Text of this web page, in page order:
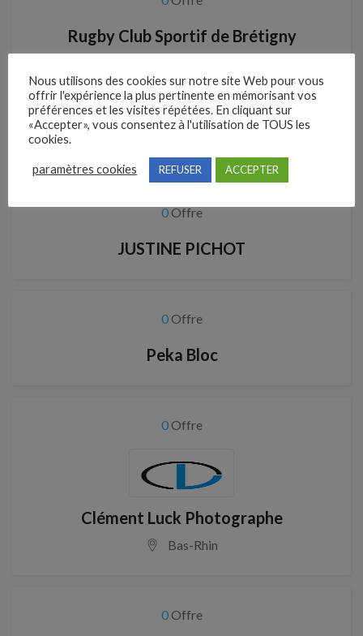
Rugby Club Sportif de Brétigny
0Offre
0Offre
JUSTINE PICHOT
0Offre
Peka Bloc
0Offre
Clément Luck Photographe
Bas-Rhin
0Offre
Nous utilisons des cookies sur notre site Web pour vous
offrir l'expérience la plus pertinente en mémorisant vos
préférences et les visites répétées. En cliquant sur
«Accepter», vous consentez à l'utilisation de TOUS les
cookies.
paramètres cookies REFUSER ACCEPTER